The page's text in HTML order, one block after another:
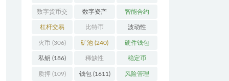
(148) (8679)
数字货币交
易(150)
数字资产
(286)
智能合约
(532)
杠杆交易
(231)
比特币
(2377)
波动性
(352)
火币 (306) 矿池 (240) 硬件钱包
(170)
私钥 (186) 稀缺性
(193)
稳定币
(111)
质押 (109) 钱包(1611) 风险管理